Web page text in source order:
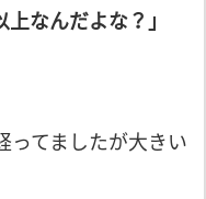
なんだよな？」
ってましたが大きい